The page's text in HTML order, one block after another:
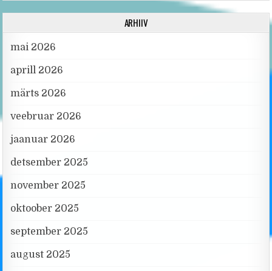
ARHIIV
mai 2026
aprill 2026
märts 2026
veebruar 2026
jaanuar 2026
detsember 2025
november 2025
oktoober 2025
september 2025
august 2025